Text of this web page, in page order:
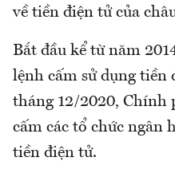
về tiền điện tử của
Bắt đầu kể từ năm
lệnh cấm sử dụng tiền
tháng 12/2020, Chính
cấm các tổ chức ngân
tiền điện tử.